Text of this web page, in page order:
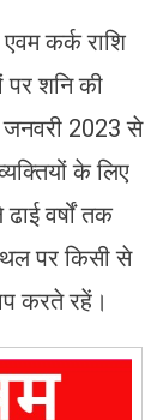
कर्क राशि
पर शनि की
जनवरी 2023 से
के लिए
वर्षों तक
पर किसी से
करते रहें।